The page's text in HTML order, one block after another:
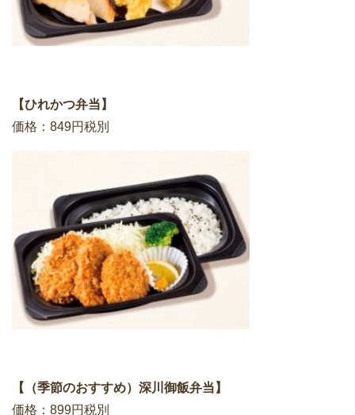
【ひれかつ弁当】
価格：849円税別
【（季節のおすすめ）深川御飯弁当】
価格：899円税別